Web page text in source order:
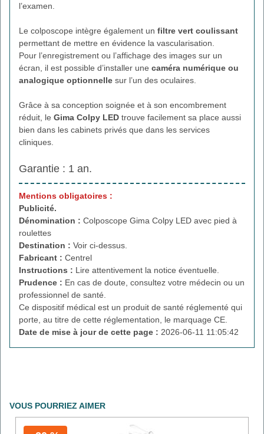
l’examen.
Le colposcope intègre également un filtre vert coulissant
permettant de mettre en évidence la vascularisation.
Pour l’enregistrement ou l’affichage des images sur un
écran, il est possible d’installer une caméra numérique ou
analogique optionnelle sur l’un des oculaires.
Grâce à sa conception soignée et à son encombrement
réduit, le Gima Colpy LED trouve facilement sa place aussi
bien dans les cabinets privés que dans les services
cliniques.
Garantie : 1 an.
Mentions obligatoires :
Publicité.
Dénomination : Colposcope Gima Colpy LED avec pied à
roulettes
Destination : Voir ci-dessus.
Fabricant : Centrel
Instructions : Lire attentivement la notice éventuelle.
Prudence : En cas de doute, consultez votre médecin ou un
professionnel de santé.
Ce dispositif médical est un produit de santé réglementé qui
porte, au titre de cette réglementation, le marquage CE.
Date de mise à jour de cette page : 2026-06-11 11:05:42
VOUS POURRIEZ AIMER